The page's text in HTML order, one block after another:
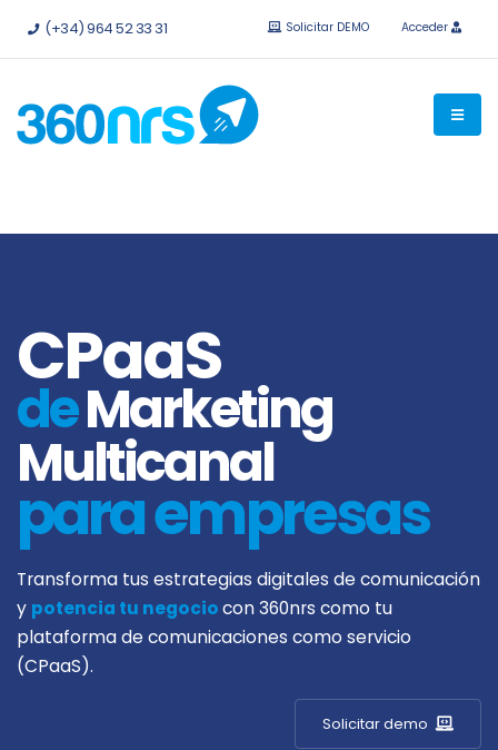
Pruébalo gratis sin compromiso. API e integraciones
(+34) 964 52 33 31 Solicitar DEMO Acceder
CPaaS
deMarketing
Multicanal
para empresas
Transforma tus estrategias digitales de comunicación
y potencia tu negociocon 360nrs como tu
plataforma de comunicaciones como servicio
(CPaaS).
Solicitar demo